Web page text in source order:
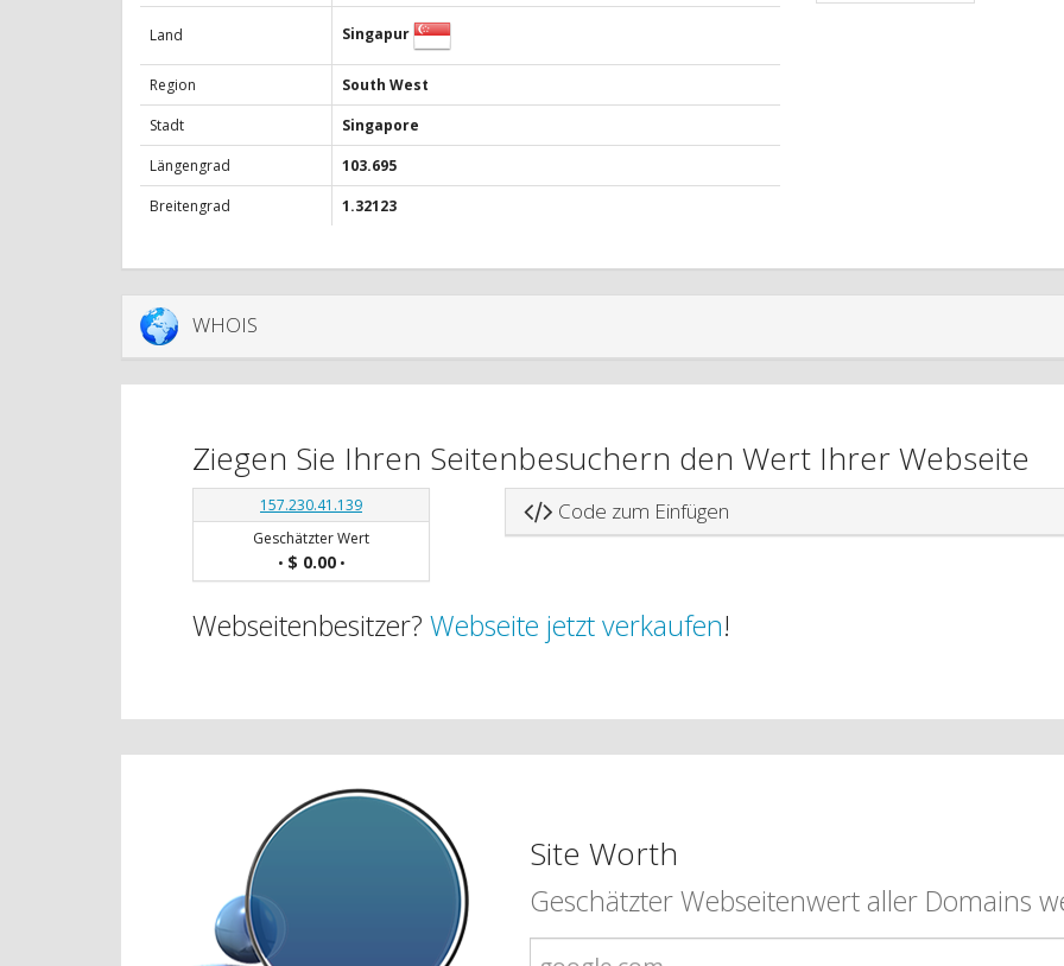
Land Singapur
Region
South West
Stadt
Singapore
Längengrad
103.695
Breitengrad
1.32123
WHOIS
Ziegen Sie Ihren Seitenbesuchern den Wert Ihrer Webseite
157.230.41.139
Geschätzter Wert
• $ 0.00•
Code zum Einfügen
Webseitenbesitzer? Webseite jetzt verkaufen!
Site Worth
Geschätzter Webseitenwert aller Domains